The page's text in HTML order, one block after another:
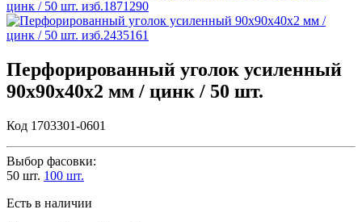
Перфорированный уголок усиленный
90х90х40х2 мм / цинк / 50 шт.
Код 1703301-0601
Выбор фасовки:
50 шт. 100 шт.
Есть в наличии